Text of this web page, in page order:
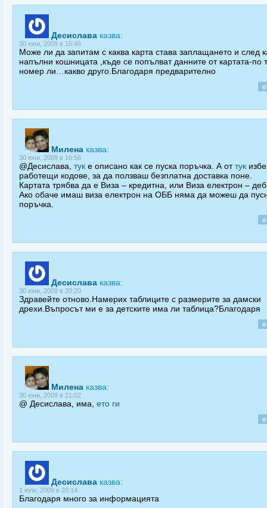
Десислава казва:
30 юни, 2009 в 16:46
Може ли да запитам с каква карта става заплащането и след
напълни кошницата ,къде се попълват данните от картата-по
номер ли…какво друго.Благодаря предварително
Милена казва:
30 юни, 2009 в 16:56
@Десислава, тук е описано как се пуска поръчка. А оттук
работещи кодове, за да ползваш безплатна доставка поне.
Картата трябва да е Виза – кредитна, или Виза електрон –
Ако обаче имаш виза електрон на ОББ няма да можеш да
поръчка.
Десислава казва:
30 юни, 2009 в 20:20
Здравейте отново.Намерих таблиците с размерите за дамски
дрехи.Въпросът ми е за детските има ли таблица?Благодаря
Милена казва:
30 юни, 2009 в 21:02
@ Десислава, има, ето ги
Десислава казва:
1 юли, 2009 в 20:14
Благодаря много за информацията